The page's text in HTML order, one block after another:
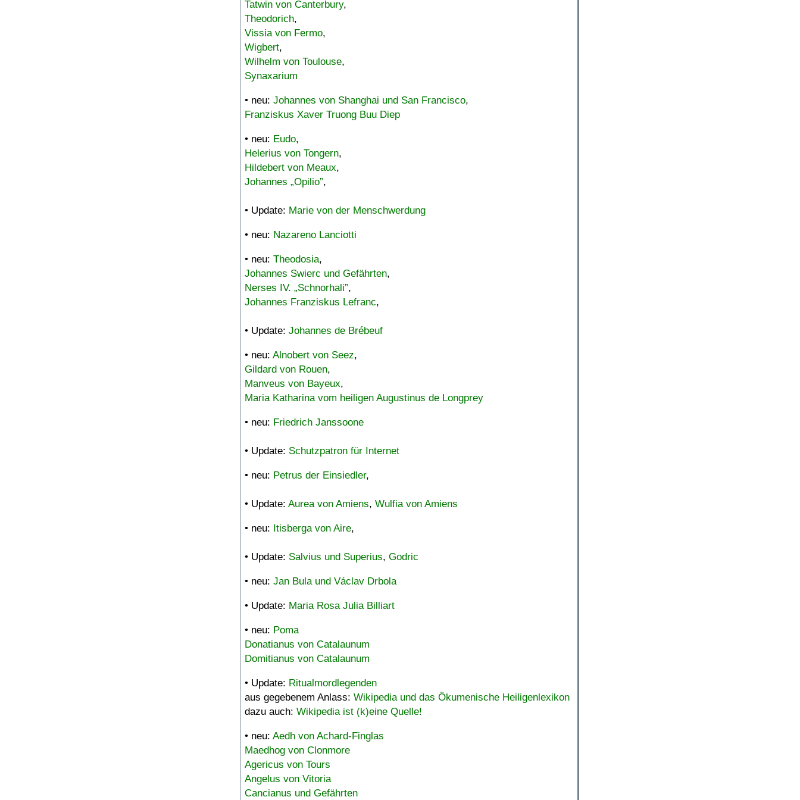
Tatwin von Canterbury,
Theodorich,
Vissia von Fermo,
Wigbert,
Wilhelm von Toulouse,
Synaxarium
• neu: Johannes von Shanghai und San Francisco,
Franziskus Xaver Truong Buu Diep
• neu: Eudo,
Helerius von Tongern,
Hildebert von Meaux,
Johannes „Opilio”,
• Update: Marie von der Menschwerdung
• neu: Nazareno Lanciotti
• neu: Theodosia,
Johannes Swierc und Gefährten,
Nerses IV. „Schnorhali”,
Johannes Franziskus Lefranc,
• Update: Johannes de Brébeuf
• neu: Alnobert von Seez,
Gildard von Rouen,
Manveus von Bayeux,
Maria Katharina vom heiligen Augustinus de Longprey
• neu: Friedrich Janssoone
• Update: Schutzpatron für Internet
• neu: Petrus der Einsiedler,
• Update: Aurea von Amiens, Wulfia von Amiens
• neu: Itisberga von Aire,
• Update: Salvius und Superius, Godric
• neu: Jan Bula und Václav Drbola
• Update: Maria Rosa Julia Billiart
• neu: Poma
Donatianus von Catalaunum
Domitianus von Catalaunum
• Update: Ritualmordlegenden
aus gegebenem Anlass: Wikipedia und das Ökumenische Heiligenlexikon
dazu auch: Wikipedia ist (k)eine Quelle!
• neu: Aedh von Achard-Finglas
Maedhog von Clonmore
Agericus von Tours
Angelus von Vitoria
Cancianus und Gefährten